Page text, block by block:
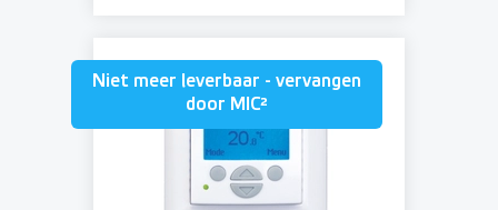
Niet meer leverbaar - vervangen
door MIC²